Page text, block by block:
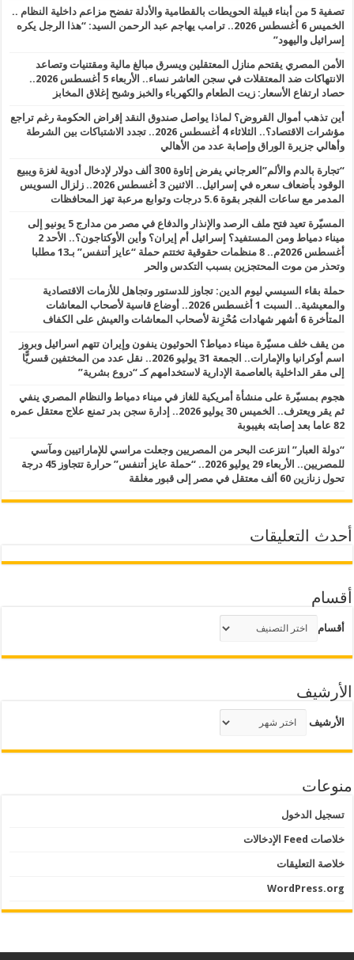
تصفية 5 من أبناء قبيلة الحويطات بالقطامية والأدلة تفضح مزاعم داخلية النظام ..
الخميس 6 أغسطس 2026.. ترامب يهاجم عبد الرحمن السيد: “هذا الرجل يكره
إسرائيل واليهود”
الأمن المصري يقتحم منازل المعتقلين ويسرق مبالغ مالية ومقتنيات وتصاعد
الانتهاكات ضد المعتقلات في سجن العاشر نساء.. الأربعاء 5 أغسطس 2026..
حصاد ارتفاع الأسعار: زيت الطعام والكهرباء والخبز وشبح إغلاق المخابز
أين تذهب أموال القروض؟ لماذا يواصل صندوق النقد إقراض الحكومة رغم تراجع
مؤشرات الاقتصاد؟.. الثلاثاء 4 أغسطس 2026.. تجدد الاشتباكات بين الشرطة
وأهالي جزيرة الوراق وإصابة عدد من الأهالي
“تجارة بالدم والألم”العرجاني يفرض إتاوة 300 ألف دولار لإدخال أدوية لغزة ويبيع
الوقود بأضعاف سعره في إسرائيل.. الاثنين 3 أغسطس 2026.. زلزال السويس
المدمر مع ساعات الفجر بقوة 5.6 درجات وتوابع مرعبة تهز المحافظات
المسيّرة تعيد فتح ملف الرصد والإنذار والدفاع في مصر من مدارج 5 يونيو إلى
ميناء دمياط ومن المستفيد؟ إسرائيل أم إيران؟ وأين الأوكتاجون؟.. الأحد 2
أغسطس 2026م.. 8 منظمات حقوقية تختتم حملة “عايز أتنفس” بـ13 مطلبا
وتحذر من موت المحتجزين بسبب التكدس والحر
حملة بقاء السيسي ليوم الدين: تجاوز للدستور وتجاهل للأزمات الاقتصادية
والمعيشية.. السبت 1 أغسطس 2026.. أوضاع قاسية لأصحاب المعاشات
المتأخرة 6 أشهر شهادات مُحْزِنة لأصحاب المعاشات والعيش على الكفاف
من يقف خلف مسيّرة ميناء دمياط؟ الحوثيون ينفون وإيران تتهم اسرائيل وبروز
اسم أوكرانيا والإمارات.. الجمعة 31 يوليو 2026.. نقل عدد من المختفين قسريًّا
إلى مقر الداخلية بالعاصمة الإدارية لاستخدامهم كـ “دروع بشرية”
هجوم بمسيّرة على منشأة أمريكية للغاز في ميناء دمياط والنظام المصري ينفي
ثم يقر ويعترف.. الخميس 30 يوليو 2026.. إدارة سجن بدر تمنع علاج معتقل عمره
82 عاما بعد إصابته بغيبوبة
“دولة العبار” انتزعت البحر من المصريين وجعلت مراسي للإماراتيين ومآسي
للمصريين.. الأربعاء 29 يوليو 2026.. “حملة عايز أتنفس” حرارة تتجاوز 45 درجة
تحول زنازين 60 ألف معتقل في مصر إلى قبور مغلقة
أحدث التعليقات
أقسام
أقسام
الأرشيف
الأرشيف
منوعات
تسجيل الدخول
خلاصات Feed الإدخالات
خلاصة التعليقات
WordPress.org